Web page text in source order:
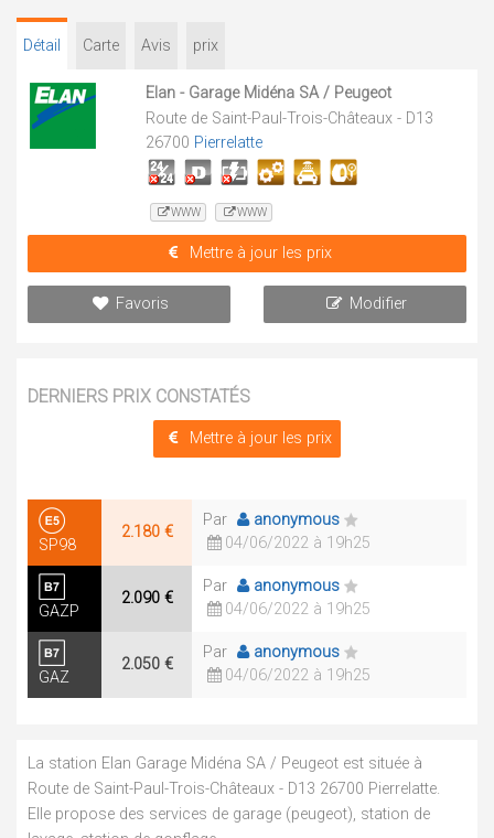
Détail Carte Avis prix
Elan - Garage Midéna SA / Peugeot
Route de Saint-Paul-Trois-Châteaux - D13
26700 Pierrelatte
WWW WWW
Mettre à jour les prix
Favoris Modifier
DERNIERS PRIX CONSTATÉS
Mettre à jour les prix
SP98
2.180 €
Par
anonymous
04/06/2022 à 19h25
GAZP
2.090 €
Par
anonymous
04/06/2022 à 19h25
GAZ
2.050 €
Par
anonymous
04/06/2022 à 19h25
La station Elan Garage Midéna SA / Peugeot est située à
Route de Saint-Paul-Trois-Châteaux - D13 26700 Pierrelatte.
Elle propose des services de garage (peugeot), station de